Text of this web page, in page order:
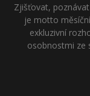
Zjišťovat,
je motto
exkluzivní
osobnostmi ze